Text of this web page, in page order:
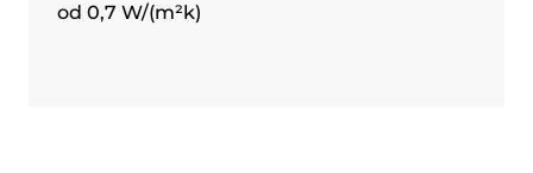
od 0,7 W/(m²k)